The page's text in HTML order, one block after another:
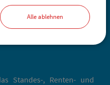
Standes-, Renten- und
Alle ablehnen